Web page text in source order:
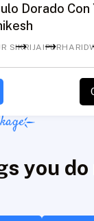
Dorado Con
SIKRI JAIPUR
you